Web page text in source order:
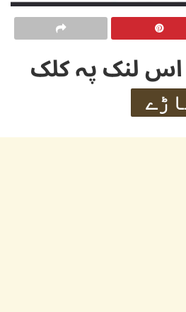
اس لنک پہ کلک